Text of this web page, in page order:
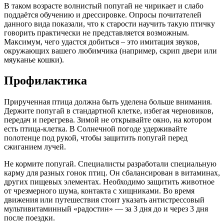
В таком возрасте волнистый попугай не чирикает и слабо
поддаётся обучению и дрессировке. Опросы почитателей
данного вида показали, что к старости научить такую птичку
говорить практически не представляется возможным.
Максимум, чего удастся добиться – это имитация звуков,
окружающих вашего любимчика (например, скрип двери или
мяуканье кошки).
Профилактика
Прирученная птица должна быть уделена больше внимания.
Держите попугай в стандартной клетке, избегая черновиков,
передач и перегрева. Зимой не открывайте окно, на котором
есть птица-клетка. В Солнечной погоде удерживайте
полотенце под рукой, чтобы защитить попугай перед
сжиганием лучей.
Не кормите попугай. Специалисты разработали специальную
карму для разных гонок птиц. Он сбалансирован в витаминах,
других пищевых элементах. Необходимо защитить животное
от чрезмерного шума, контакта с хищниками. Во время
движения или путешествия стоит указать антистрессовый
мультивитаминный «радостин» — за 3 дня до и через 3 дня
после поездки.